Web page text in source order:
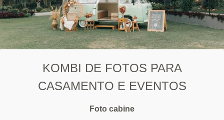
KOMBI DE FOTOS PARA
CASAMENTO E EVENTOS
Foto cabine